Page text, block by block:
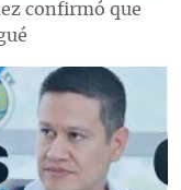
confirmó que